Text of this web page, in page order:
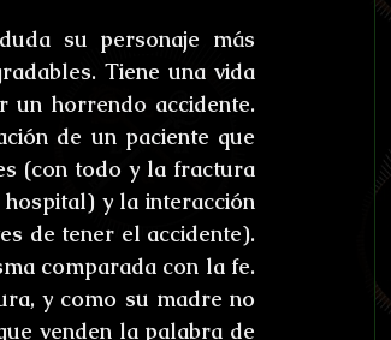
su personaje más
Tiene una vida
un horrendo accidente.
de un paciente que
(con todo y la fractura
y la interacción
de tener el accidente).
comparada con la fe.
y como su madre no
venden la palabra de